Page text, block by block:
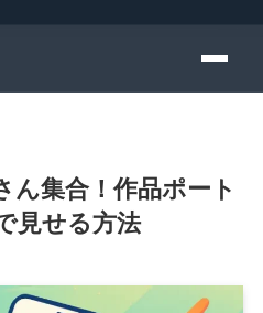
ん集合！作品ポート
見せる方法